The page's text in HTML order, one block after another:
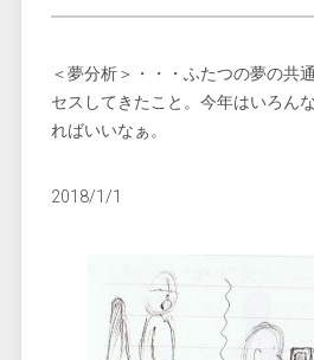
＜夢分析＞・・・ふたつの夢の共
セスしてきたこと。今年はいろん
ればいいなぁ。
2018/1/1